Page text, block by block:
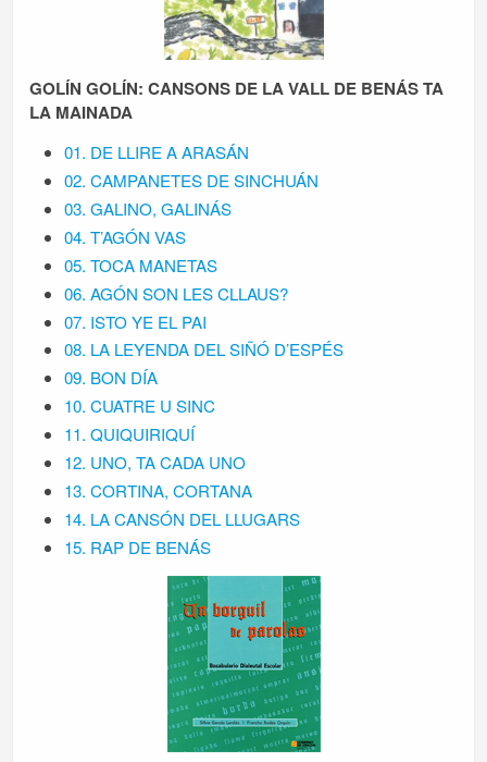
GOLÍN GOLÍN: CANSONS DE LA VALL DE BENÁS TA
LA MAINADA
01. DE LLIRE A ARASÁN
02. CAMPANETES DE SINCHUÁN
03. GALINO, GALINÁS
04. T’AGÓN VAS
05. TOCA MANETAS
06. AGÓN SON LES CLLAUS?
07. ISTO YE EL PAI
08. LA LEYENDA DEL SIÑÓ D’ESPÉS
09. BON DÍA
10. CUATRE U SINC
11. QUIQUIRIQUÍ
12. UNO, TA CADA UNO
13. CORTINA, CORTANA
14. LA CANSÓN DEL LLUGARS
15. RAP DE BENÁS